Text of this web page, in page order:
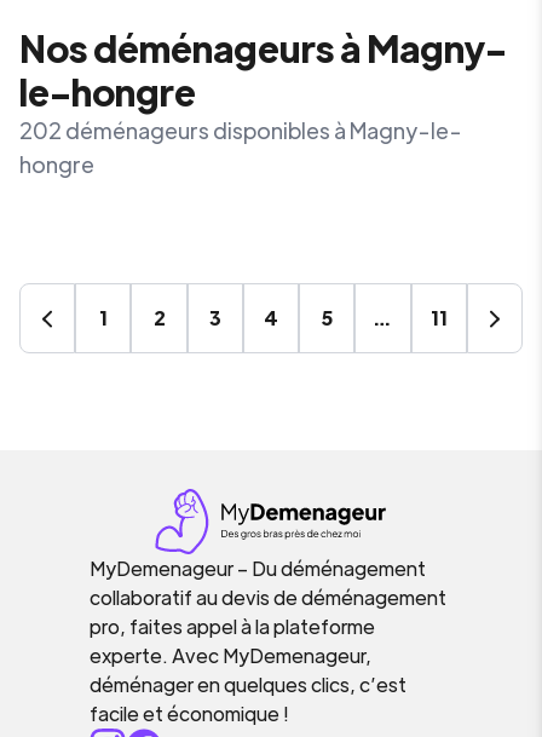
Nos déménageurs à Magny-
le-hongre
202 déménageurs disponibles à Magny-le-
hongre
1 2 3 4 5 … 11
MyDemenageur – Du déménagement
collaboratif au devis de déménagement
pro, faites appel à la plateforme
experte. Avec MyDemenageur,
déménager en quelques clics, c’est
facile et économique !